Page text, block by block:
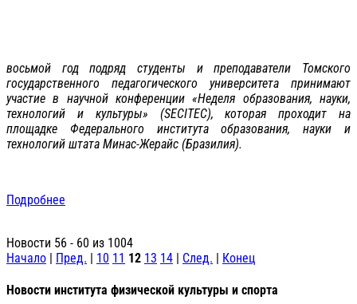
восьмой год подряд студенты и преподаватели Томского
государственного педагогического университета принимают
участие в научной конференции «Неделя образования, науки,
технологий и культуры» (SECITEC), которая проходит на
площадке Федерального института образования, науки и
технологий штата Минас-Жерайс (Бразилия).
Подробнее
Новости 56 - 60 из 1004
Начало | Пред. | 10 11 12 13 14 | След. | Конец
Новости института физической культуры и спорта